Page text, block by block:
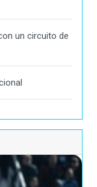
un circuito de